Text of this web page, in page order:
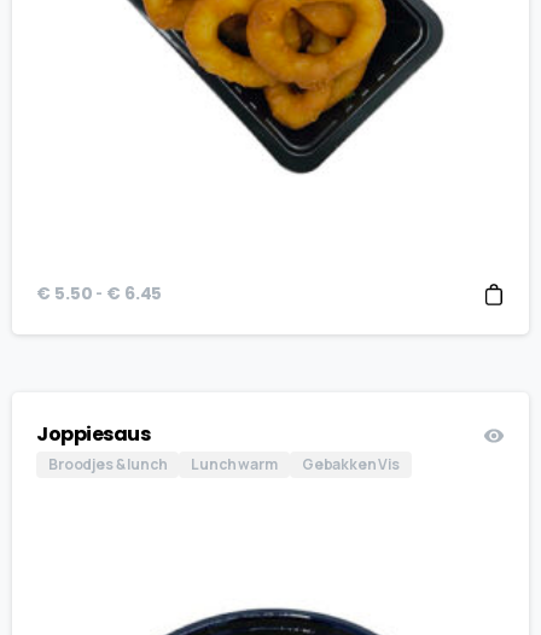
€ 5.50 - € 6.45
Joppiesaus
Broodjes & lunch Lunch warm Gebakken Vis